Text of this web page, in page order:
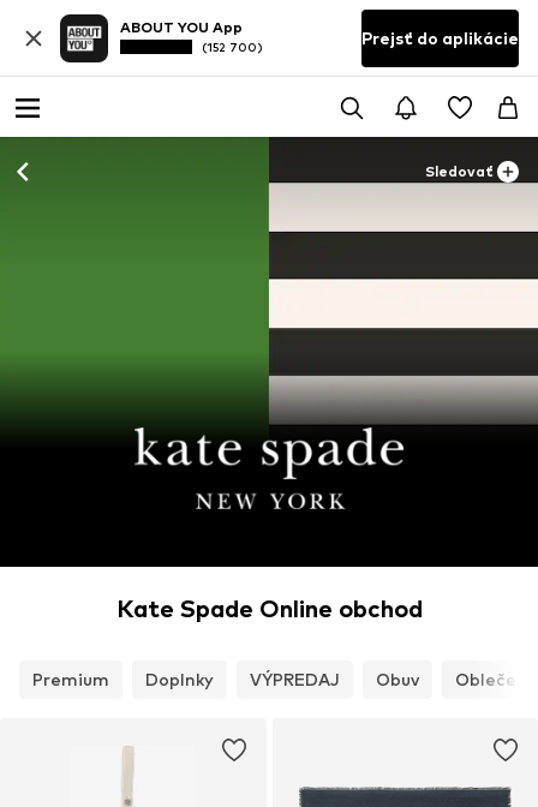
ABOUT YOU App
(152 700) Prejsť do aplikácie
Sledovať
Kate Spade Online obchod
Premium Doplnky VÝPREDAJ Obuv